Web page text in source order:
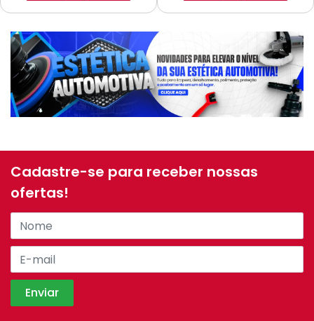
Cadastre-se para receber nossas
ofertas!